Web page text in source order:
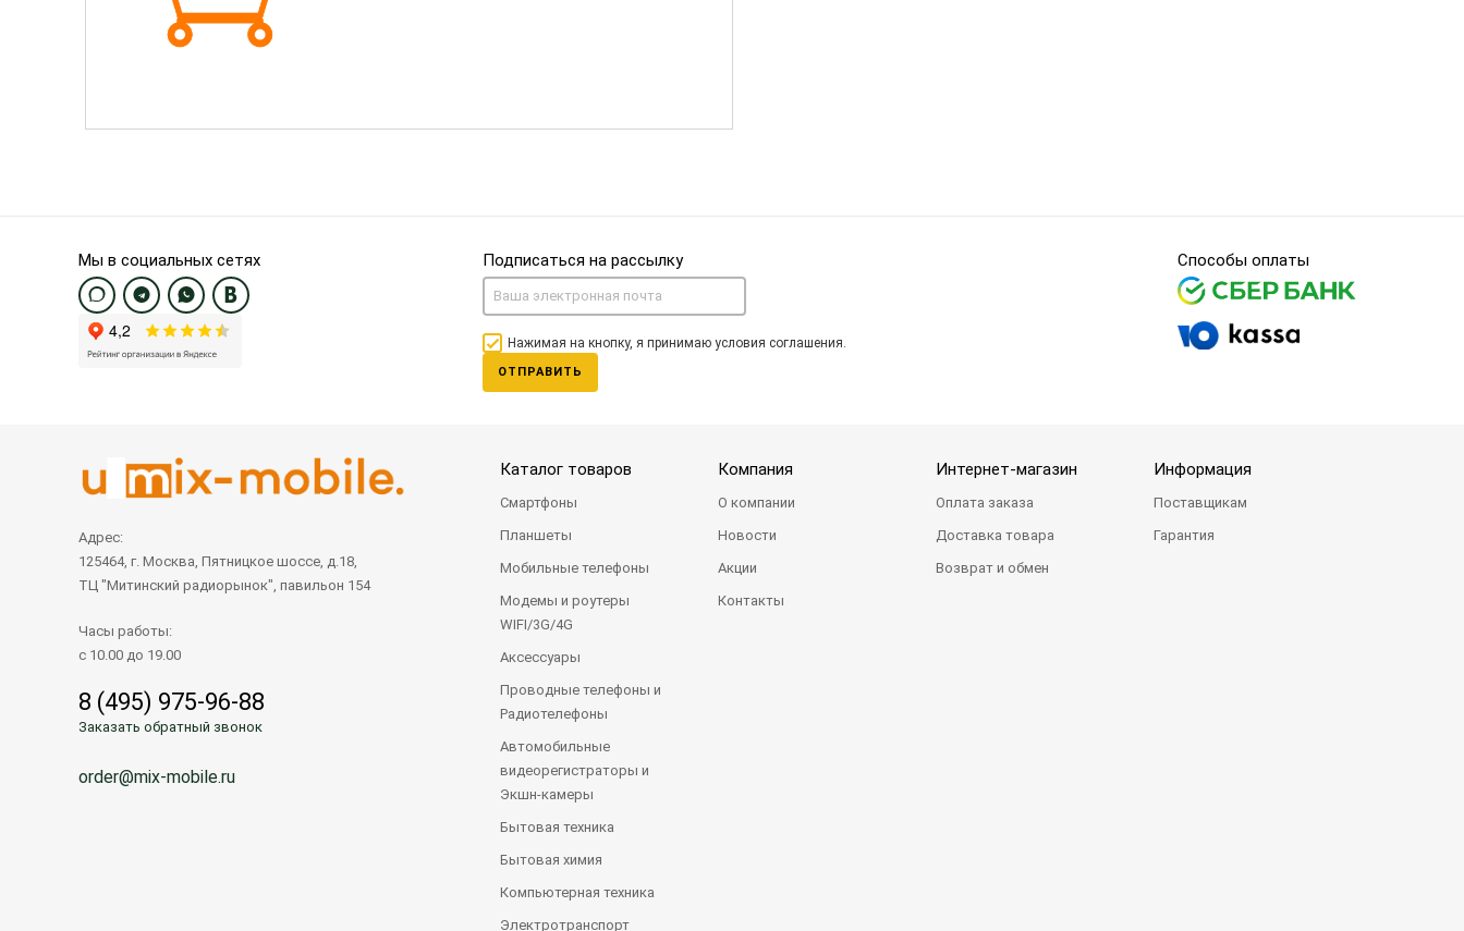
Мы в социальных сетях Подписаться на рассылку
Нажимая на кнопку, я принимаю условия соглашения.
ОТПРАВИТЬ
Способы оплаты
Адрес:
125464, г. Москва, Пятницкое шоссе, д.18,
ТЦ "Митинский радиорынок", павильон 154
Часы работы:
с 10.00 до 19.00
8 (495) 975-96-88
Заказать обратный звонок
order@mix-mobile.ru
Каталог товаров
Смартфоны
Планшеты
Мобильные телефоны
Модемы и роутеры
WIFI/3G/4G
Аксессуары
Проводные телефоны и
Радиотелефоны
Автомобильные
видеорегистраторы и
Экшн-камеры
Бытовая техника
Бытовая химия
Компьютерная техника
Электротранспорт
Компания
О компании
Новости
Акции
Контакты
Интернет-магазин
Оплата заказа
Доставка товара
Возврат и обмен
Информация
Поставщикам
Гарантия